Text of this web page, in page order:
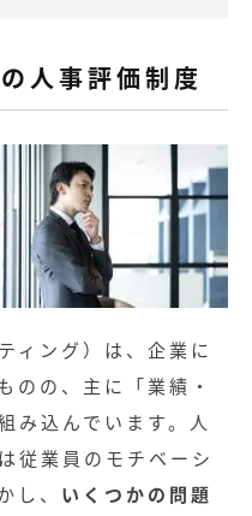
人事評価制度
ィング）は、企業に
のの、主に「業績・
み込んでいます。人
従業員のモチベーシ
し、 いくつかの問題